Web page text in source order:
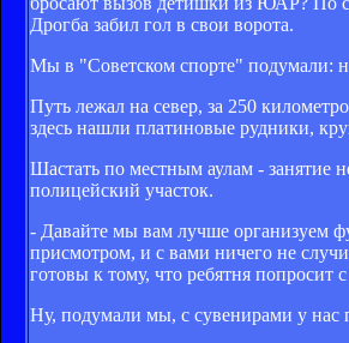
Дрогба забил гол в свои ворота.
Мы в "Советском спорте" подумали:
Путь лежал на север, за 250
здесь нашли платиновые рудники,
Шастать по местным аулам - занятие
полицейский участок.
- Давайте мы вам лучше организуем
присмотром, и с вами ничего не
готовы к тому, что ребятня попросит
Ну, подумали мы, с сувенирами у нас